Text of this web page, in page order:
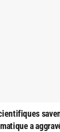
a